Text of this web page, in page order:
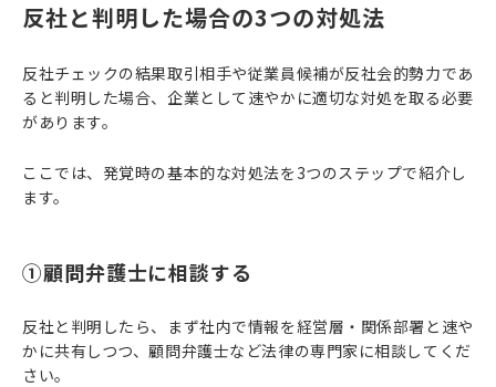
反社と判明した場合の3つの対処法
反社チェックの結果取引相手や従業員候補が反社会的勢力であ
ると判明した場合、企業として速やかに適切な対処を取る必要
があります。
ここでは、発覚時の基本的な対処法を3つのステップで紹介し
ます。
①顧問弁護士に相談する
反社と判明したら、まず社内で情報を経営層・関係部署と速や
かに共有しつつ、顧問弁護士など法律の専門家に相談してくだ
さい。